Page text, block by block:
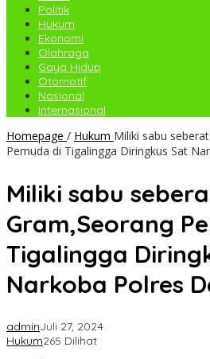
Politik
Hukum
Ekonomi
Olahraga
Gaya Hidup
Otomotif
Nasional
Internasional
Homepage / Hukum Miliki sabu
Pemuda di Tigalingga Diringkus Sat
Miliki sabu
Gram,Seorang
Tigalingga
Narkoba Polres
adminJuli 27, 2024
Hukum265 Dilihat